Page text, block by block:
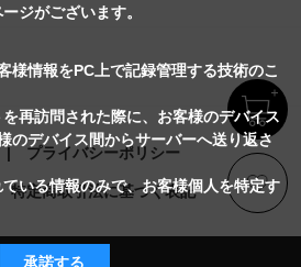
プライバシーポリシー
特定商取引法に基づく表記
ジがございます。
様情報をPC上で記録管理する技術のこ
再訪問された際に、お客様のデバイス
のデバイス間からサーバーへ送り返さ
いる情報のみで、お客様個人を特定す
承諾する